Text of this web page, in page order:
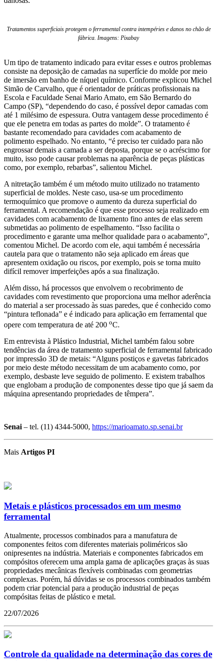
Tratamentos superficiais protegem o ferramental contra intempéries e danos no chão de
fábrica. Imagens: Pixabay
Um tipo de tratamento indicado para evitar esses e outros problemas
consiste na deposição de camadas na superfície do molde por meio
de imersão em banho de níquel químico. Conforme explicou Michel
Simão de Carvalho, que é orientador de práticas profissionais na
Escola e Faculdade Senai Mario Amato, em São Bernardo do
Campo (SP), “dependendo do caso, é possível depor camadas com
até 1 milésimo de espessura. Outra vantagem desse procedimento é
que ele penetra em todas as partes do molde”. O tratamento é
bastante recomendado para cavidades com acabamento de
polimento espelhado. No entanto, “é preciso ter cuidado para não
engrossar demais a camada a ser deposta, porque se o acréscimo for
muito, isso pode causar problemas na aparência de peças plásticas
como, por exemplo, rebarbas”, salientou Michel.
A nitretação também é um método muito utilizado no tratamento
superficial de moldes. Neste caso, usa-se um procedimento
termoquímico que promove o aumento da dureza superficial do
ferramental. A recomendação é que esse processo seja realizado em
cavidades com acabamento de lixamento fino antes de elas serem
submetidas ao polimento de espelhamento. “Isso facilita o
procedimento e garante uma melhor qualidade para o acabamento”,
comentou Michel. De acordo com ele, aqui também é necessária
cautela para que o tratamento não seja aplicado em áreas que
apresentem oxidação ou riscos, por exemplo, pois se torna muito
difícil remover imperfeições após a sua finalização.
Além disso, há processos que envolvem o recobrimento de
cavidades com revestimento que proporciona uma melhor aderência
do material a ser processado às suas paredes, que é conhecido como
“pintura teflonada” e é indicado para aplicação em ferramental que
opere com temperatura de até 200 oC.
Em entrevista à Plástico Industrial, Michel também falou sobre
tendências da área de tratamento superficial de ferramental fabricado
por impressão 3D de metais: “Alguns postiços e gavetas fabricados
por meio deste método necessitam de um acabamento como, por
exemplo, desbaste leve seguido de polimento. E existem trabalhos
que englobam a produção de componentes desse tipo que já saem da
máquina apresentando propriedades de têmpera”.
Senai – tel. (11) 4344-5000, https://marioamato.sp.senai.br
Mais Artigos PI
Metais e plásticos processados em um mesmo
ferramental
Atualmente, processos combinados para a manufatura de
componentes feitos com diferentes materiais poliméricos são
onipresentes na indústria. Materiais e componentes fabricados em
compósitos oferecem uma ampla gama de aplicações graças às suas
propriedades mecânicas flexíveis combinadas com geometrias
complexas. Porém, há dúvidas se os processos combinados também
podem criar potencial para a produção industrial de peças
compósitas feitas de plástico e metal.
22/07/2026
Controle da qualidade na determinação das cores de